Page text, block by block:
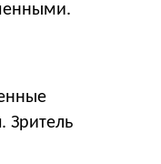
Зритель